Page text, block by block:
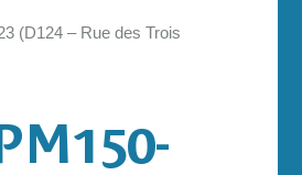
(D124 – Rue des Trois